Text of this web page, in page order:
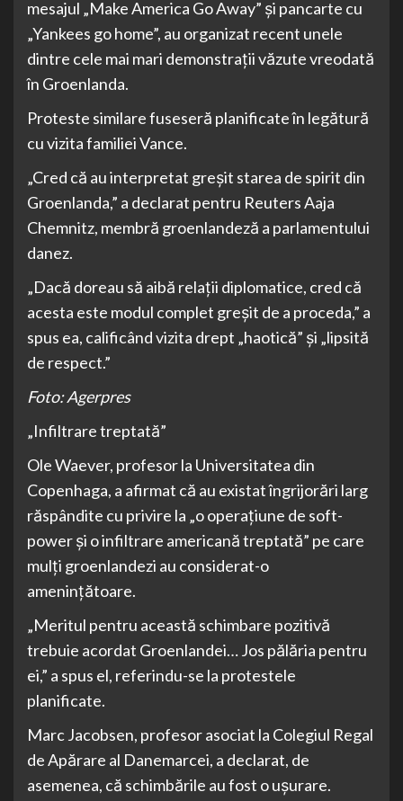
mesajul „Make America Go Away” și pancarte cu
„Yankees go home”, au organizat recent unele
dintre cele mai mari demonstrații văzute vreodată
în Groenlanda.
Proteste similare fuseseră planificate în legătură
cu vizita familiei Vance.
„Cred că au interpretat greșit starea de spirit din
Groenlanda,” a declarat pentru Reuters Aaja
Chemnitz, membră groenlandeză a parlamentului
danez.
„Dacă doreau să aibă relații diplomatice, cred că
acesta este modul complet greșit de a proceda,” a
spus ea, calificând vizita drept „haotică” și „lipsită
de respect.”
Foto: Agerpres
„Infiltrare treptată”
Ole Waever, profesor la Universitatea din
Copenhaga, a afirmat că au existat îngrijorări larg
răspândite cu privire la „o operațiune de soft-
power și o infiltrare americană treptată” pe care
mulți groenlandezi au considerat-o
amenințătoare.
„Meritul pentru această schimbare pozitivă
trebuie acordat Groenlandei… Jos pălăria pentru
ei,” a spus el, referindu-se la protestele
planificate.
Marc Jacobsen, profesor asociat la Colegiul Regal
de Apărare al Danemarcei, a declarat, de
asemenea, că schimbările au fost o ușurare.